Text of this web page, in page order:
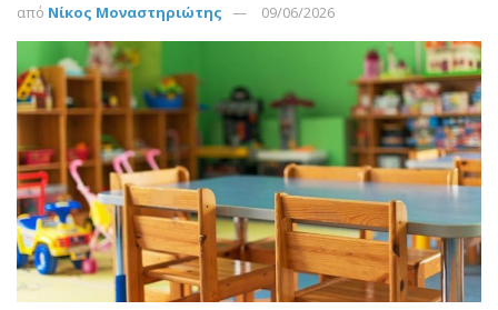
από Νίκος Μοναστηριώτης 09/06/2026